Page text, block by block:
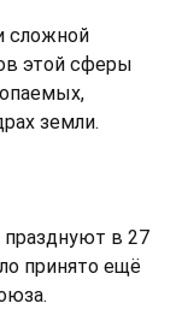
сложной
этой сферы
земли.
в 27
принято ещё